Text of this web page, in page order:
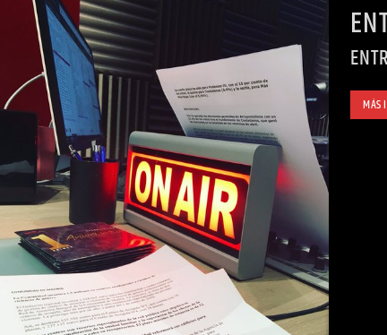
MÁS